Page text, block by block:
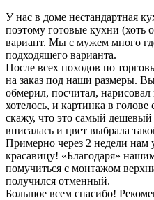
У нас в доме нестандартная
поэтому готовые кухни
вариант. Мы с мужем много
подходящего варианта.
После всех походов по
на заказ под наши размеры.
обмерил, посчитал,
хотелось, и картинка в
скажу, что это самый
вписалась и цвет выбрала
Примерно через 2 недели
красавицу! «Благодаря»
помучиться с монтажом
получился отменный.
Большое всем спасибо!